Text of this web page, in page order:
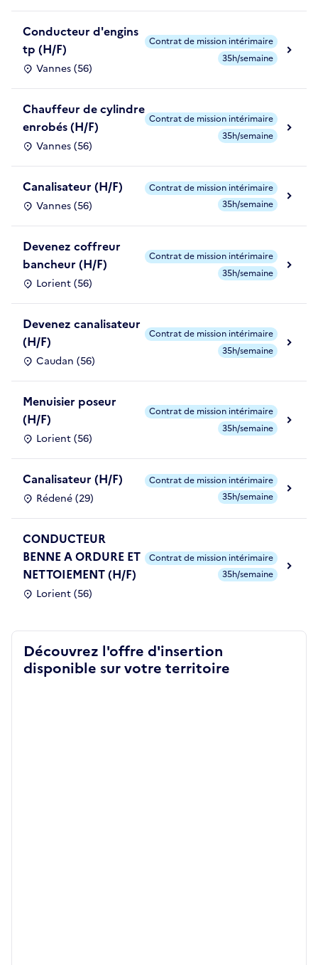
Conducteur d'engins
tp (H/F)
Vannes (56)
Contrat de mission intérimaire
35h/semaine
Chauffeur de cylindre
enrobés (H/F)
Vannes (56)
Contrat de mission intérimaire
35h/semaine
Canalisateur (H/F)
Vannes (56)
Contrat de mission intérimaire
35h/semaine
Devenez coffreur
bancheur (H/F)
Lorient (56)
Contrat de mission intérimaire
35h/semaine
Devenez canalisateur
(H/F)
Caudan (56)
Contrat de mission intérimaire
35h/semaine
Menuisier poseur
(H/F)
Lorient (56)
Contrat de mission intérimaire
35h/semaine
Canalisateur (H/F)
Rédené (29)
Contrat de mission intérimaire
35h/semaine
CONDUCTEUR
BENNE A ORDURE ET
NETTOIEMENT (H/F)
Lorient (56)
Contrat de mission intérimaire
35h/semaine
Découvrez l'offre d'insertion
disponible sur votre territoire